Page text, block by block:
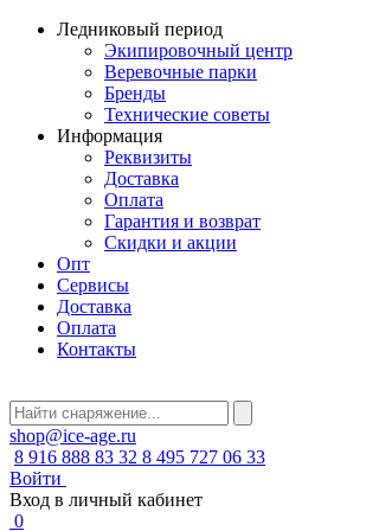
Ледниковый период
Экипировочный центр
Веревочные парки
Бренды
Технические советы
Информация
Реквизиты
Доставка
Оплата
Гарантия и возврат
Скидки и акции
Опт
Сервисы
Доставка
Оплата
Контакты
shop@ice-age.ru
8 916 888 83 32 8 495 727 06 33
Войти
Вход в личный кабинет
0